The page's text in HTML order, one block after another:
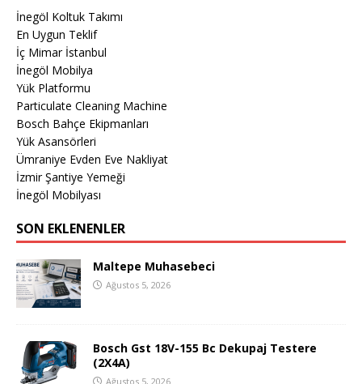
İnegöl Koltuk Takımı
En Uygun Teklif
İç Mimar İstanbul
İnegöl Mobilya
Yük Platformu
Particulate Cleaning Machine
Bosch Bahçe Ekipmanları
Yük Asansörleri
Ümraniye Evden Eve Nakliyat
İzmir Şantiye Yemeği
İnegöl Mobilyası
SON EKLENENLER
Maltepe Muhasebeci
Ağustos 5, 2026
Bosch Gst 18V-155 Bc Dekupaj Testere
(2X4A)
Ağustos 5, 2026